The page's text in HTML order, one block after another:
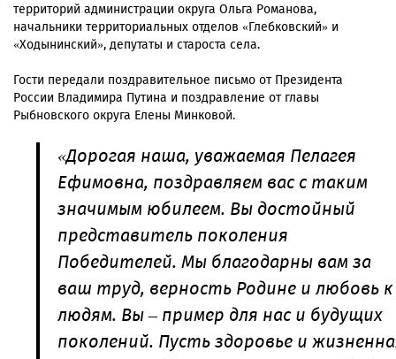
территорий администрации округа Ольга Романова,
начальники территориальных отделов «Глебковский» и
«Ходынинский», депутаты и староста села.
Гости передали поздравительное письмо от Президента
России Владимира Путина и поздравление от главы
Рыбновского округа Елены Минковой.
«Дорогая наша, уважаемая Пелагея
Ефимовна, поздравляем вас с таким
значимым юбилеем. Вы достойный
представитель поколения
Победителей. Мы благодарны вам за
ваш труд, верность Родине и любовь к
людям. Вы – пример для нас и будущих
поколений. Пусть здоровье и